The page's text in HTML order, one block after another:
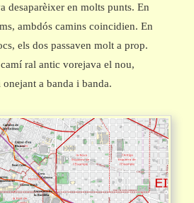
desaparèixer en molts punts. En
ambdós camins coincidien. En
els dos passaven molt a prop.
ral antic vorejava el nou,
a banda i banda.